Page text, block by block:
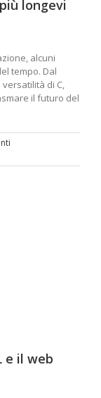
longevi
alcuni
tempo. Dal
di C,
il futuro del
e il web